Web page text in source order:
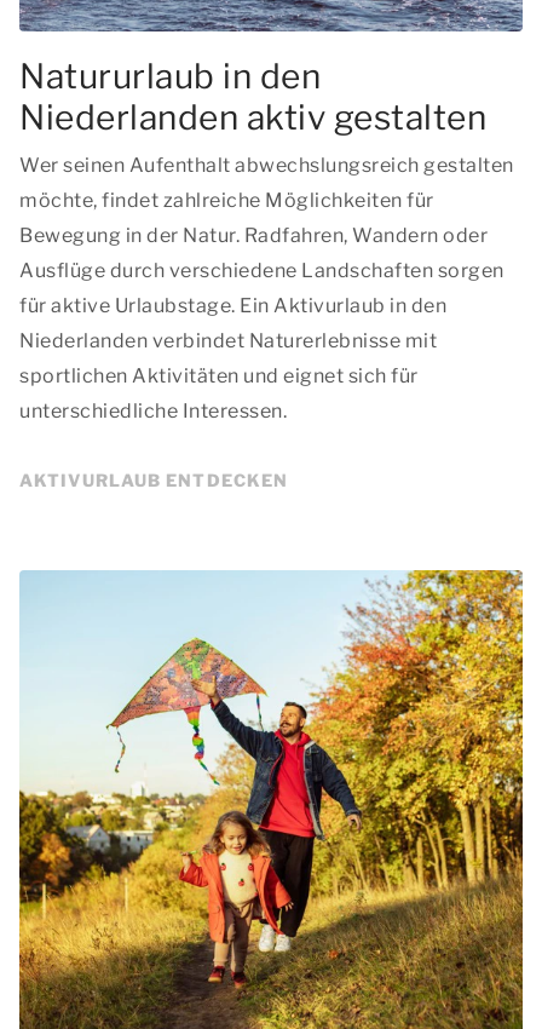
Natururlaub in den
Niederlanden aktiv gestalten
Wer seinen Aufenthalt abwechslungsreich gestalten
möchte, findet zahlreiche Möglichkeiten für
Bewegung in der Natur. Radfahren, Wandern oder
Ausflüge durch verschiedene Landschaften sorgen
für aktive Urlaubstage. Ein Aktivurlaub in den
Niederlanden verbindet Naturerlebnisse mit
sportlichen Aktivitäten und eignet sich für
unterschiedliche Interessen.
AKTIVURLAUB ENTDECKEN